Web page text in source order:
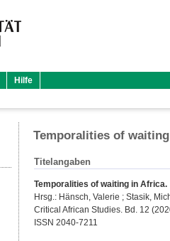
Hilfe
Temporalities of
Titelangaben
Temporalities of waiting in Africa.
Hrsg.: Hänsch, Valerie ; Stasik,
Critical African Studies. Bd. 12
ISSN 2040-7211